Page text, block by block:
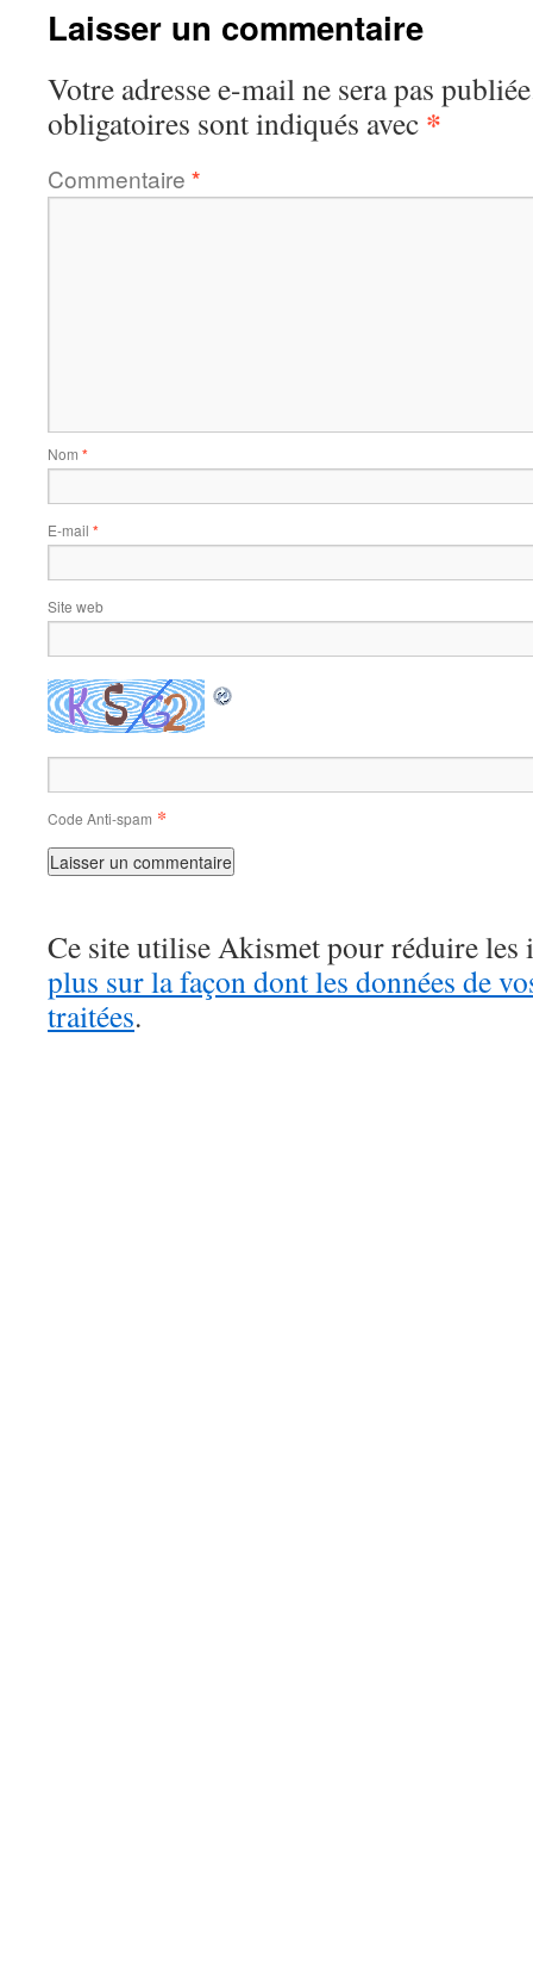
Laisser un commentaire
Votre adresse e-mail ne sera pas
obligatoires sont indiqués avec *
Commentaire *
Nom *
E-mail *
Site web
Code Anti-spam *
Ce site utilise Akismet pour réduire les
plus sur la façon dont les données de
traitées.